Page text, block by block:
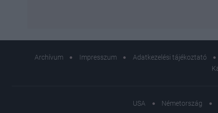
Archívum Impresszum Adatkezelési tájékoztató
USA Németország